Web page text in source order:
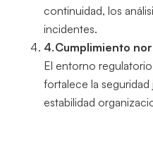
continuidad, los
incidentes.
Cumplimiento
El entorno
fortalece la
estabilidad